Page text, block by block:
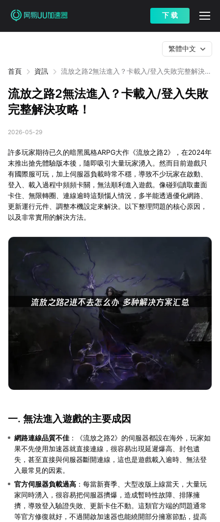
下 载
首頁 資訊
流放之路2無法進入？卡載入/登入失敗完整解決攻
繁體中文
流放之路2無法進入？卡載入/登入失敗
完整解決攻略！
2026-05-29
許多玩家期待已久的暗黑風格ARPG大作《流放之路2》，在2024年
末推出搶先體驗版本後，隨即吸引大量玩家湧入。然而目前遊戲只
有國際服可玩，加上伺服器負載時常不穩，導致不少玩家在啟動、
登入、載入過程中頻頻卡關，無法順利進入遊戲。像碰到讀取畫面
卡住、無限轉圈、連線逾時這類惱人情況，多半能透過優化網路、
更新運行元件、調整本機設定來解決。以下整理問題的核心原因，
以及非常實用的解決方法。
一. 無法進入遊戲的主要成因
網路連線品質不佳 ：《流放之路2》的伺服器都設在海外，玩家如
果不先使用加速器就直接連線，很容易出現延遲爆高、封包遺
失，甚至直接與伺服器斷開連線，這也是遊戲載入逾時、無法登
入最常見的因素。
官方伺服器負載過高 ：每當新賽季、大型改版上線當天，大量玩
家同時湧入，很容易把伺服器擠爆，造成暫時性故障、排隊擁
擠，導致登入驗證失敗、更新卡住不動。這類官方端的問題通常
等官方修復就好，不過開啟加速器也能繞開部分擁塞節點，提高